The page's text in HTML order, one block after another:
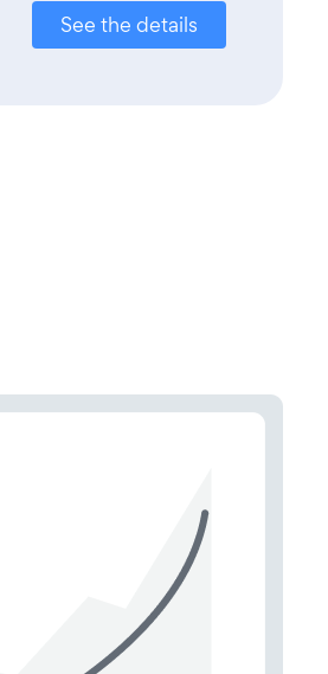
See the details